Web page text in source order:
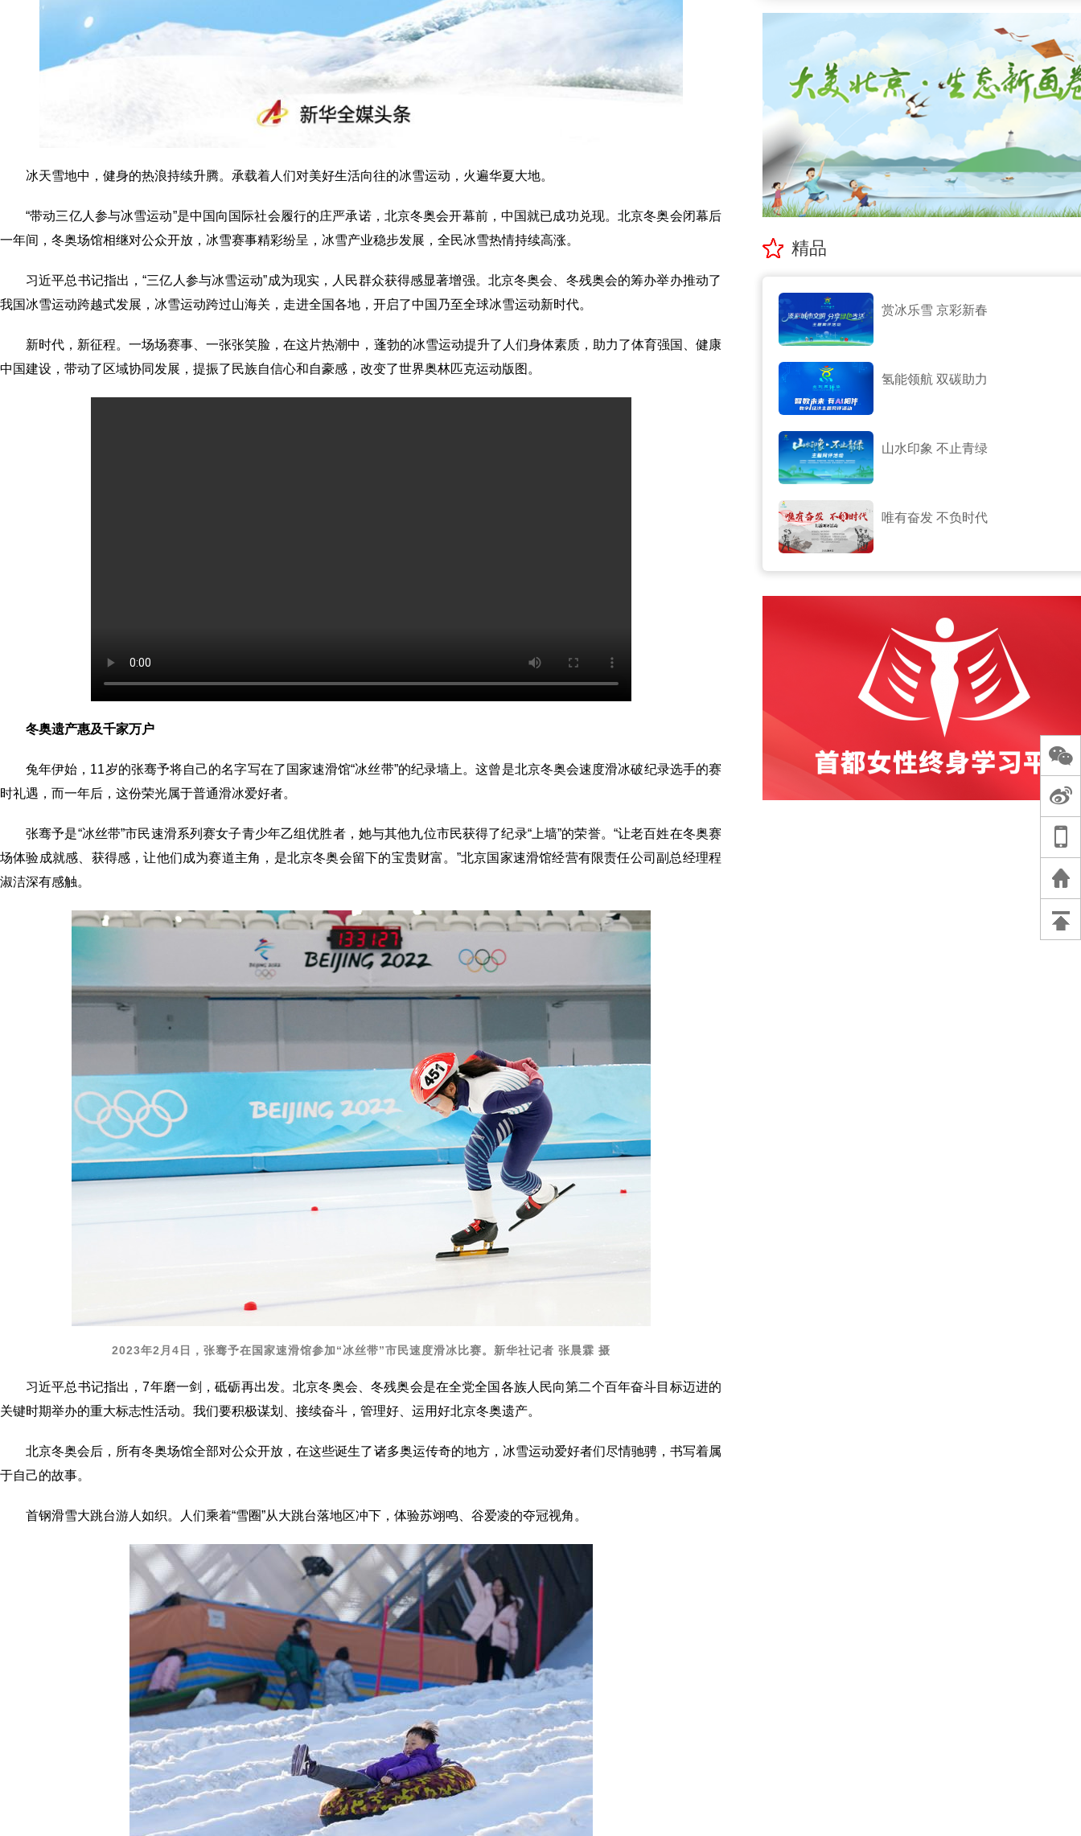
冰天雪地中，健身的热浪持续升腾。承载着人们对美好生活向往的冰雪运动，火遍华夏大地。
“带动三亿人参与冰雪运动”是中国向国际社会履行的庄严承诺，北京冬奥会开幕前，中国就已成功兑现。北京冬奥会闭幕后
一年间，冬奥场馆相继对公众开放，冰雪赛事精彩纷呈，冰雪产业稳步发展，全民冰雪热情持续高涨。
习近平总书记指出，“三亿人参与冰雪运动”成为现实，人民群众获得感显著增强。北京冬奥会、冬残奥会的筹办举办推动了
我国冰雪运动跨越式发展，冰雪运动跨过山海关，走进全国各地，开启了中国乃至全球冰雪运动新时代。
新时代，新征程。一场场赛事、一张张笑脸，在这片热潮中，蓬勃的冰雪运动提升了人们身体素质，助力了体育强国、健康
中国建设，带动了区域协同发展，提振了民族自信心和自豪感，改变了世界奥林匹克运动版图。
冬奥遗产惠及千家万户
兔年伊始，11岁的张骞予将自己的名字写在了国家速滑馆“冰丝带”的纪录墙上。这曾是北京冬奥会速度滑冰破纪录选手的赛
时礼遇，而一年后，这份荣光属于普通滑冰爱好者。
张骞予是“冰丝带”市民速滑系列赛女子青少年乙组优胜者，她与其他九位市民获得了纪录“上墙”的荣誉。“让老百姓在冬奥赛
场体验成就感、获得感，让他们成为赛道主角，是北京冬奥会留下的宝贵财富。”北京国家速滑馆经营有限责任公司副总经理程
淑洁深有感触。
2023年2月4日，张骞予在国家速滑馆参加“冰丝带”市民速度滑冰比赛。新华社记者 张晨霖 摄
习近平总书记指出，7年磨一剑，砥砺再出发。北京冬奥会、冬残奥会是在全党全国各族人民向第二个百年奋斗目标迈进的
关键时期举办的重大标志性活动。我们要积极谋划、接续奋斗，管理好、运用好北京冬奥遗产。
北京冬奥会后，所有冬奥场馆全部对公众开放，在这些诞生了诸多奥运传奇的地方，冰雪运动爱好者们尽情驰骋，书写着属
于自己的故事。
首钢滑雪大跳台游人如织。人们乘着“雪圈”从大跳台落地区冲下，体验苏翊鸣、谷爱凌的夺冠视角。
精品
赏冰乐雪 京彩新春
氢能领航 双碳助力
山水印象 不止青绿
唯有奋发 不负时代